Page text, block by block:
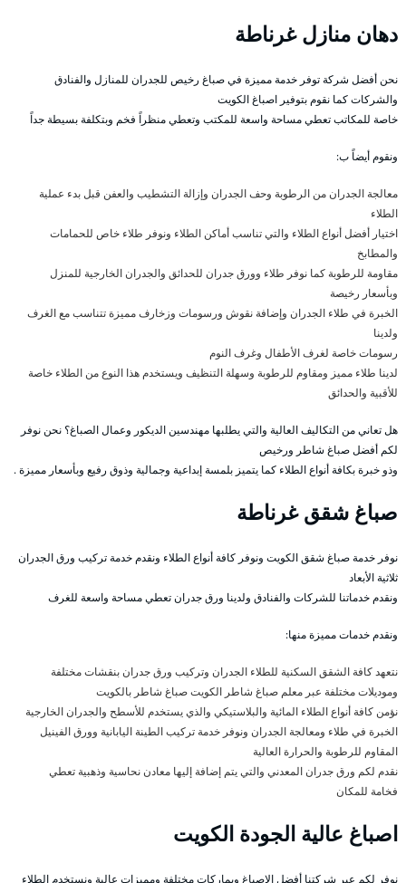
دهان منازل غرناطة
نحن أفضل شركة توفر خدمة مميزة في صباغ رخيص للجدران للمنازل والفنادق
والشركات كما نقوم بتوفير اصباغ الكويت
خاصة للمكاتب تعطي مساحة واسعة للمكتب وتعطي منظراً فخم وبتكلفة بسيطة جداً
ونقوم أيضاً ب:
معالجة الجدران من الرطوبة وحف الجدران وإزالة التشطيب والعفن قبل بدء عملية
الطلاء
اختيار أفضل أنواع الطلاء والتي تناسب أماكن الطلاء ونوفر طلاء خاص للحمامات
والمطابخ
مقاومة للرطوبة كما نوفر طلاء وورق جدران للحدائق والجدران الخارجية للمنزل
وبأسعار رخيصة
الخبرة في طلاء الجدران وإضافة نقوش ورسومات وزخارف مميزة تتناسب مع الغرف
ولدينا
رسومات خاصة لغرف الأطفال وغرف النوم
لدينا طلاء مميز ومقاوم للرطوبة وسهلة التنظيف ويستخدم هذا النوع من الطلاء خاصة
للأقبية والحدائق
هل تعاني من التكاليف العالية والتي يطلبها مهندسين الديكور وعمال الصباغ؟ نحن نوفر
لكم أفضل صباغ شاطر ورخيص
وذو خبرة بكافة أنواع الطلاء كما يتميز بلمسة إبداعية وجمالية وذوق رفيع وبأسعار مميزة .
صباغ شقق غرناطة
نوفر خدمة صباغ شقق الكويت ونوفر كافة أنواع الطلاء ونقدم خدمة تركيب ورق الجدران
ثلاثية الأبعاد
ونقدم خدماتنا للشركات والفنادق ولدينا ورق جدران تعطي مساحة واسعة للغرف
ونقدم خدمات مميزة منها:
نتعهد كافة الشقق السكنية للطلاء الجدران وتركيب ورق جدران بنقشات مختلفة
وموديلات مختلفة عبر معلم صباغ شاطر الكويت صباغ شاطر بالكويت
نؤمن كافة أنواع الطلاء المائية والبلاستيكي والذي يستخدم للأسطح والجدران الخارجية
الخبرة في طلاء ومعالجة الجدران ونوفر خدمة تركيب الطينة اليابانية وورق الفينيل
المقاوم للرطوبة والحرارة العالية
نقدم لكم ورق جدران المعدني والتي يتم إضافة إليها معادن نحاسية وذهبية تعطي
فخامة للمكان
اصباغ عالية الجودة الكويت
نوفر لكم عبر شركتنا أفضل الاصباغ وبماركات مختلفة ومميزات عالية ونستخدم الطلاء